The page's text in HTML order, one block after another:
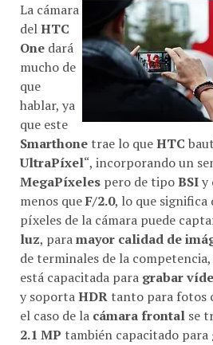
La cámara
delHTC
One dará
mucho de
que
hablar, ya
que este
Smarthone trae lo queHTC
UltraPíxel“, incorporando un
MegaPíxeles pero de tipoBSIy
menos queF/2.0, lo que significa
píxeles de la cámara puede
luz, paramayor calidad de
de terminales de la
está capacitada para grabar
y soportaHDR tanto para fotos
el caso de la cámara frontal se
2.1 MP también capacitado para